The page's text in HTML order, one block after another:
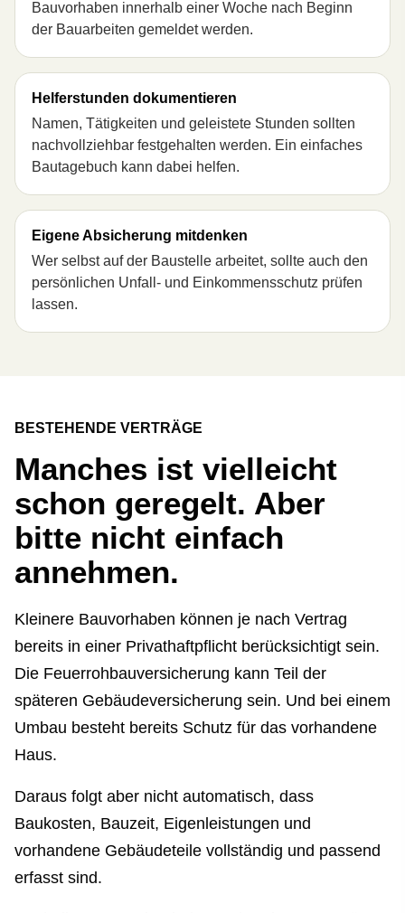
Bauvorhaben innerhalb einer Woche nach Beginn
der Bauarbeiten gemeldet werden.
Helferstunden dokumentieren
Namen, Tätigkeiten und geleistete Stunden sollten
nachvollziehbar festgehalten werden. Ein einfaches
Bautagebuch kann dabei helfen.
Eigene Absicherung mitdenken
Wer selbst auf der Baustelle arbeitet, sollte auch den
persönlichen Unfall- und Einkommensschutz prüfen
lassen.
BESTEHENDE VERTRÄGE
Manches ist vielleicht
schon geregelt. Aber
bitte nicht einfach
annehmen.
Kleinere Bauvorhaben können je nach Vertrag
bereits in einer Privathaftpflicht berücksichtigt sein.
Die Feuerrohbauversicherung kann Teil der
späteren Gebäudeversicherung sein. Und bei einem
Umbau besteht bereits Schutz für das vorhandene
Haus.
Daraus folgt aber nicht automatisch, dass
Baukosten, Bauzeit, Eigenleistungen und
vorhandene Gebäudeteile vollständig und passend
erfasst sind.